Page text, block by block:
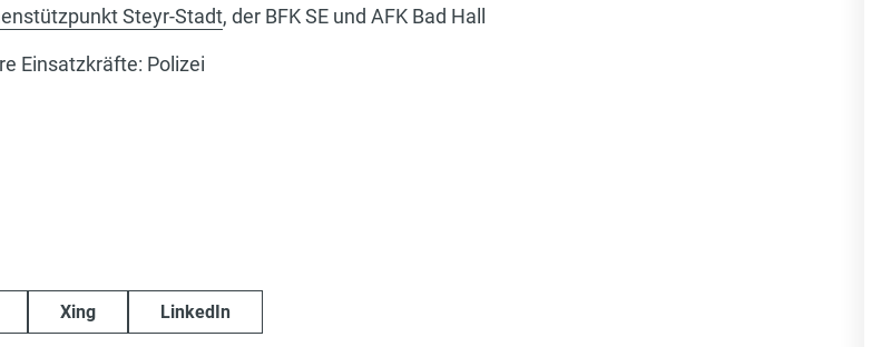
Steyr-Stadt, der BFK SE und AFK Bad Hall
Einsatzkräfte: Polizei
Xing LinkedIn